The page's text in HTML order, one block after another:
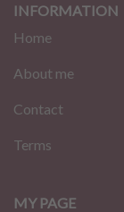
INFORMATION
Home
About me
Contact
Terms
MY PAGE